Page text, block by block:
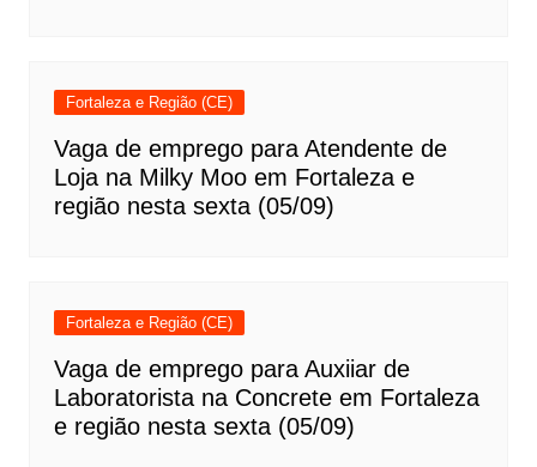
Fortaleza e Região (CE)
Vaga de emprego para Atendente de
Loja na Milky Moo em Fortaleza e
região nesta sexta (05/09)
Fortaleza e Região (CE)
Vaga de emprego para Auxiiar de
Laboratorista na Concrete em Fortaleza
e região nesta sexta (05/09)